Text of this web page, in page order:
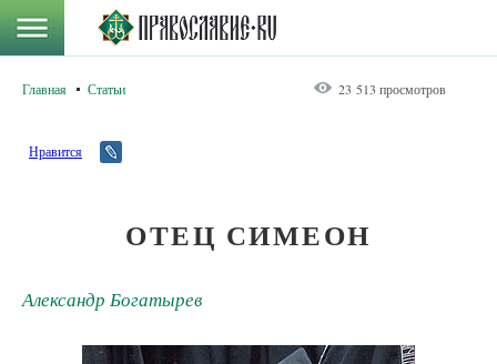
Главная Статьи 23 513 просмотров
Нравится
ОТЕЦ СИМЕОН
Александр Богатырев